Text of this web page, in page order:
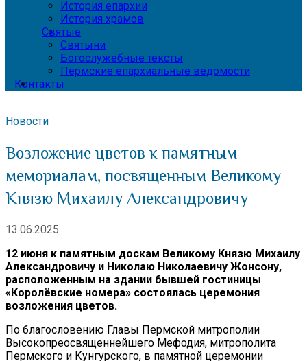
История епархии
История храмов
Святые
Святыни
Богослужебные тексты
Пермские епархиальные ведомости
Контакты
Новости
Возложение цветов к памятным
мемориалам, посвященным Великому
Князю Михаилу Александровичу
13.06.2025
12 июня к памятным доскам Великому Князю Михаилу
Александровичу и Николаю Николаевичу Жонсону,
расположенным на здании бывшей гостиницы
«Королёвские номера» состоялась церемония
возложения цветов.
По благословению Главы Пермской митрополии
Высокопреосвященнейшего Мефодия, митрополита
Пермского и Кунгурского, в памятной церемонии